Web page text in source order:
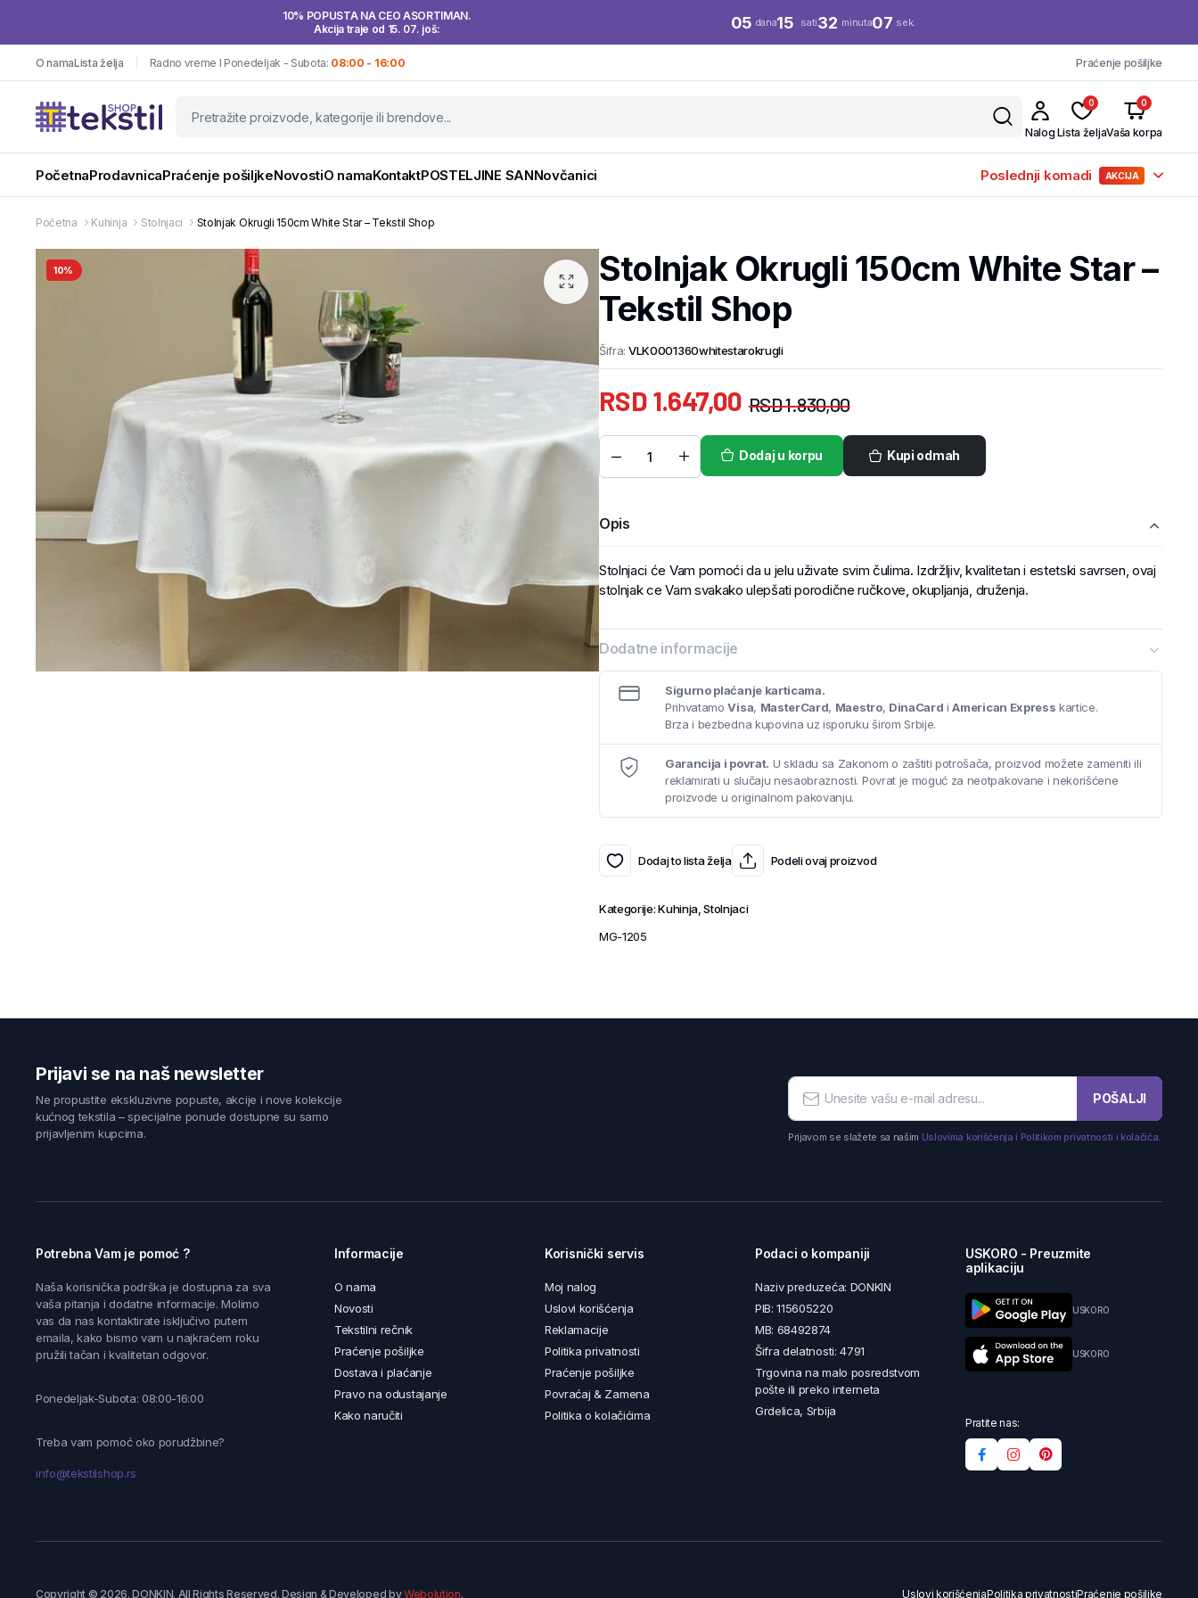
10% POPUSTA NA CEO ASORTIMAN.
Akcija traje od 15. 07. još:
05 dana15 sati32 minuta06 sek.
O namaLista želja Radno vreme I Ponedeljak - Subota: 08:00 - 16:00 Praćenje pošiljke
Nalog
0
Lista želja
0
Vaša korpa
PočetnaProdavnicaPraćenje pošiljkeNovostiO namaKontaktPOSTELJINE SANNovčanici Poslednji komadi AKCIJA
Početna Kuhinja Stolnjaci Stolnjak Okrugli 150cm White Star – Tekstil Shop
10%
Stolnjak Okrugli 150cm White Star –
Tekstil Shop
Šifra: VLK0001360whitestarokrugli
RSD1.830,00
RSD1.647,00
Dodaj u korpu Kupi odmah
Opis
Stolnjaci će Vam pomoći da u jelu uživate svim čulima. Izdržljiv, kvalitetan i estetski savrsen, ovaj
stolnjak ce Vam svakako ulepšati porodične ručkove, okupljanja, druženja.
Dodatne informacije
Sigurno plaćanje karticama.
PrihvatamoVisa, MasterCard, Maestro, DinaCard iAmerican Express kartice.
Brza i bezbedna kupovina uz isporuku širom Srbije.
Garancija i povrat. U skladu sa Zakonom o zaštiti potrošača, proizvod možete zameniti ili
reklamirati u slučaju nesaobraznosti. Povrat je moguć za neotpakovane i nekorišćene
proizvode u originalnom pakovanju.
Dodaj to lista želja Podeli ovaj proizvod
Kategorije:Kuhinja,Stolnjaci
MG-1205
Prijavi se na naš newsletter
Ne propustite ekskluzivne popuste, akcije i nove kolekcije
kućnog tekstila – specijalne ponude dostupne su samo
prijavljenim kupcima.
POŠALJI
Prijavom se slažete sa našim Uslovima korišćenja i Politikom privatnosti i kolačića.
Potrebna Vam je pomoć ?
Naša korisnička podrška je dostupna za sva
vaša pitanja i dodatne informacije. Molimo
vas da nas kontaktirate isključivo putem
emaila, kako bismo vam u najkraćem roku
pružili tačan i kvalitetan odgovor.
Ponedeljak-Subota: 08:00-16:00
Treba vam pomoć oko porudžbine?
info@tekstilshop.rs
Informacije
O nama
Novosti
Tekstilni rečnik
Praćenje pošiljke
Dostava i plaćanje
Pravo na odustajanje
Kako naručiti
Korisnički servis
Moj nalog
Uslovi korišćenja
Reklamacije
Politika privatnosti
Praćenje pošiljke
Povraćaj & Zamena
Politika o kolačićima
Podaci o kompaniji
Naziv preduzeća: DONKIN
PIB: 115605220
MB: 68492874
Šifra delatnosti: 4791
Trgovina na malo posredstvom
pošte ili preko interneta
Grdelica, Srbija
USKORO - Preuzmite
aplikaciju
USKORO
USKORO
Pratite nas:
Copyright © 2026. DONKIN. All Rights Reserved. Design & Developed byWebolution. Uslovi korišćenjaPolitika privatnostiPraćenje pošiljke